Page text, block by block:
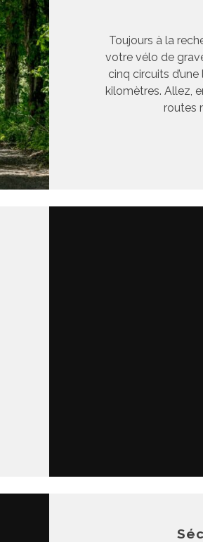
Toujours à la
votre vélo de
cinq circuits
kilomètres. Allez,
routes